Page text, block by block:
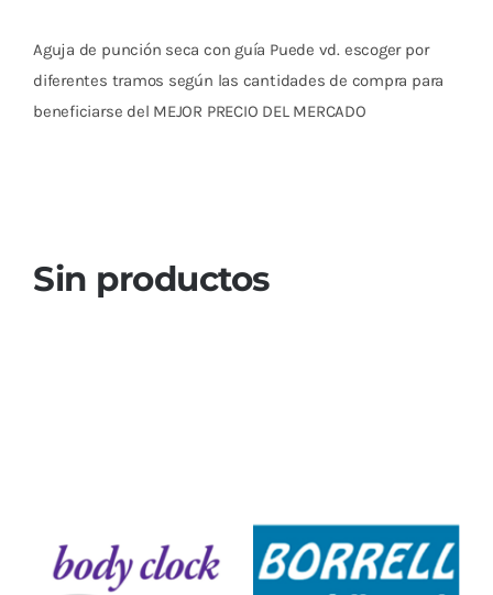
Material
Aguja de punción seca con guía Puede vd. escoger por
diferentes tramos según las cantidades de compra para
beneficiarse del MEJOR PRECIO DEL MERCADO
Sin productos